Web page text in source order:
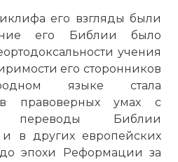
его взгляды были
его Библии было
учения
его сторонников
языке стала
в правоверных умах с
Библии
в других европейских
эпохи Реформации за